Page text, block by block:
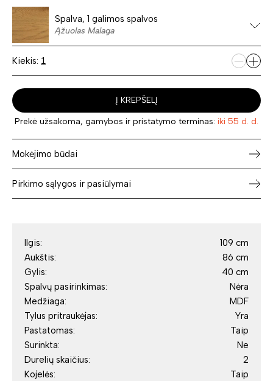
Spalva, 1 galimos spalvos
Ąžuolas Malaga
Kiekis:
Į KREPŠELĮ
Prekė užsakoma, gamybos ir pristatymo terminas: iki 55 d. d.
Mokėjimo būdai
Pirkimo sąlygos ir pasiūlymai
Ilgis:
109 cm
Aukštis:
86 cm
Gylis:
40 cm
Spalvų pasirinkimas:
Nėra
Medžiaga:
MDF
Tylus pritraukėjas:
Yra
Pastatomas:
Taip
Surinkta:
Ne
Durelių skaičius:
2
Kojelės:
Taip